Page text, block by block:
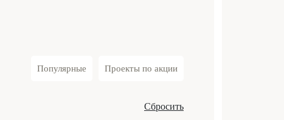
Популярные Проекты по акции
Сбросить